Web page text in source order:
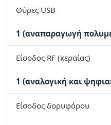
Θύρες USB
1 (αναπαραγωγή
Είσοδος RF (κεραίας)
1 (αναλογική και
Είσοδος δορυφόρου